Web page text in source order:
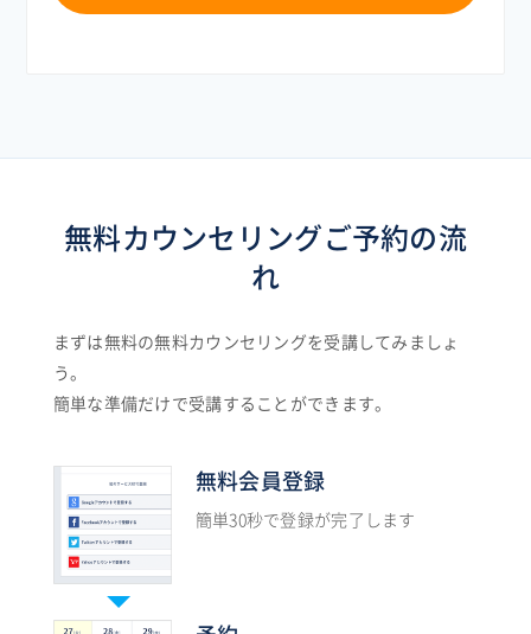
無料カウンセリングご予約の流
れ
まずは無料の無料カウンセリングを受講してみましょ
う。
簡単な準備だけで受講することができます。
無料会員登録
簡単30秒で登録が完了します